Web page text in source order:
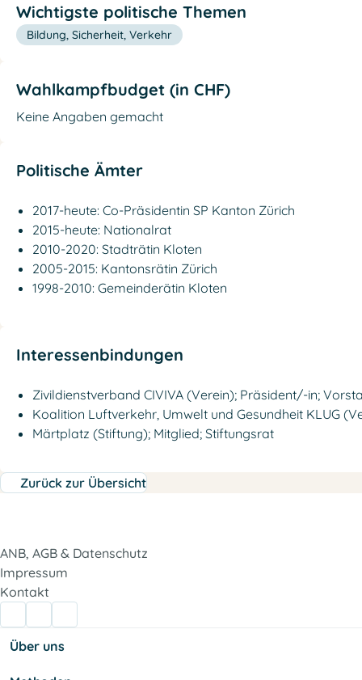
Wichtigste politische Themen
Bildung, Sicherheit, Verkehr
Wahlkampfbudget (in CHF)
Keine Angaben gemacht
Politische Ämter
2017-heute: Co-Präsidentin SP Kanton Zürich
2015-heute: Nationalrat
2010-2020: Stadträtin Kloten
2005-2015: Kantonsrätin Zürich
1998-2010: Gemeinderätin Kloten
Interessenbindungen
Zivildienstverband CIVIVA (Verein); Präsident/-in;
Koalition Luftverkehr, Umwelt und Gesundheit KLUG
Märtplatz (Stiftung); Mitglied; Stiftungsrat
Zurück zur Übersicht
ANB, AGB & Datenschutz
Impressum
Kontakt
Über uns